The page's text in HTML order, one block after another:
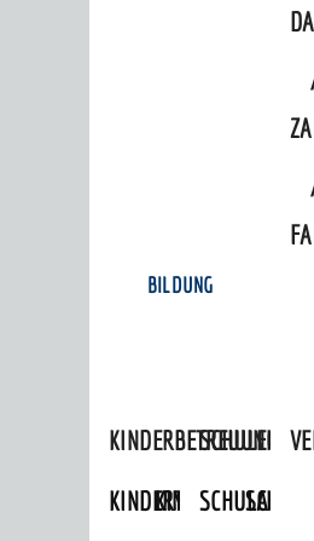
BILDUNG
KINDERBETREUUNG
KINDERTAGESPFLEGE
KINDERKRIPPEN
SCHULEN
SCHULARTEN